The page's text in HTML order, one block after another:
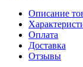
Описание
Оплата
Доставка
Отзывы